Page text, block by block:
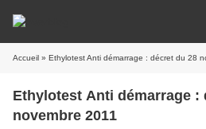
Accueil » Ethylotest Anti démarrage : décret du 28
Ethylotest Anti démarrage :
novembre 2011